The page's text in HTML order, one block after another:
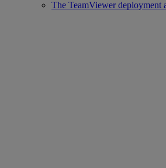
The TeamViewer deployment